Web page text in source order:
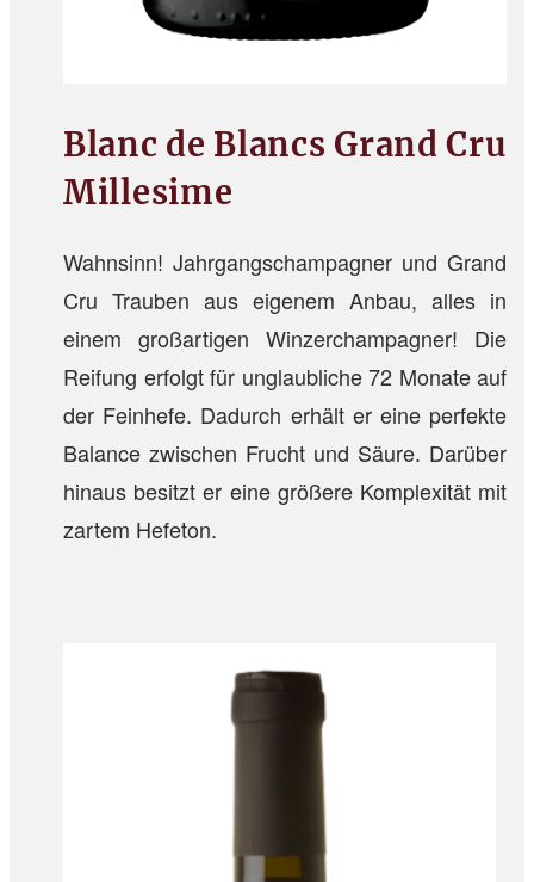
Blanc de Blancs Grand Cru
Millesime
Wahnsinn! Jahrgangschampagner und Grand
Cru Trauben aus eigenem Anbau, alles in
einem großartigen Winzerchampagner! Die
Reifung erfolgt für unglaubliche 72 Monate auf
der Feinhefe. Dadurch erhält er eine perfekte
Balance zwischen Frucht und Säure. Darüber
hinaus besitzt er eine größere Komplexität mit
zartem Hefeton.